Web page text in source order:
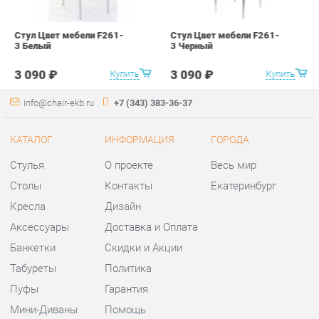
Стулья
Кресла
Аксессуары
Табуреты
Пуфы
Мини-Диваны
Комплектующие
Дизайн
Доставка и Оплата
Политика
Гарантия
Помощь
Весь мир
Шоурум и склад самовывоза